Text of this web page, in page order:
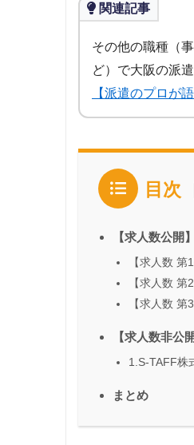
関連記事
その他の職種（
ど）で大阪の派
【派遣のプロが
目次
【求人数公開
【求人数 第
【求人数
【求人数
【求人数非公
1.S-TAFF株
まとめ